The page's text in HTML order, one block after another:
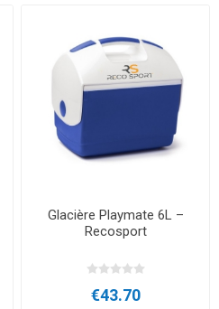
Glacière Playmate 6L –
Recosport
€43.70